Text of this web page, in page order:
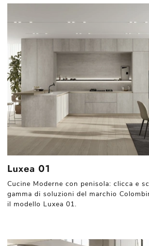
Luxea 01
Cucine Moderne con penisola: clicca e
gamma di soluzioni del marchio
il modello Luxea 01.